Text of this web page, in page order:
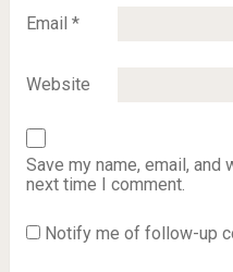
Email *
Website
Save my name, email,
next time I comment.
Notify me of follow-up